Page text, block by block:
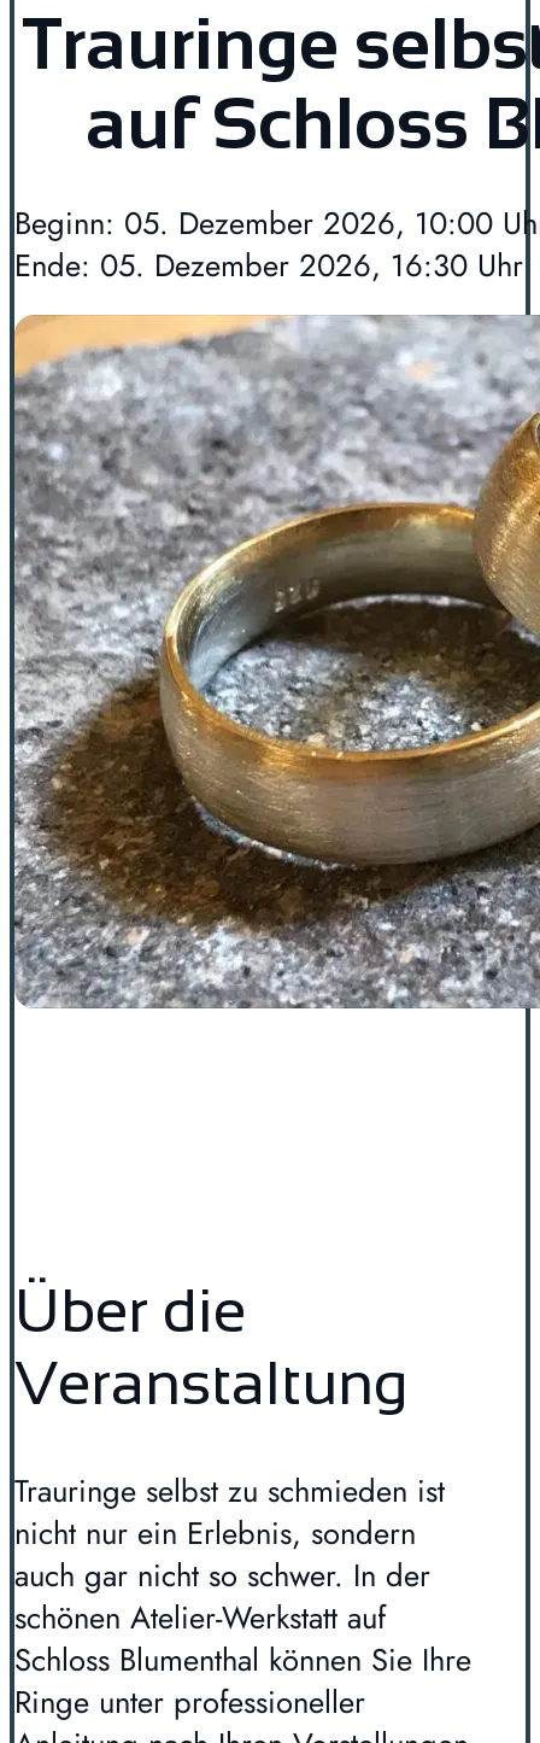
Trauringe
auf Schloss
Beginn: 05. Dezember 2026, 10:00
Ende: 05. Dezember 2026, 16:30 Uhr
Über die
Veranstaltung
Trauringe selbst zu schmieden ist
nicht nur ein Erlebnis, sondern
auch gar nicht so schwer. In der
schönen Atelier-Werkstatt auf
Schloss Blumenthal können Sie Ihre
Ringe unter professioneller